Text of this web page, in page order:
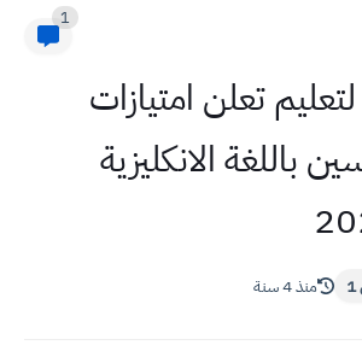
1
تعلن امتيازات
باللغة الانكليزية
منذ 4 سنة